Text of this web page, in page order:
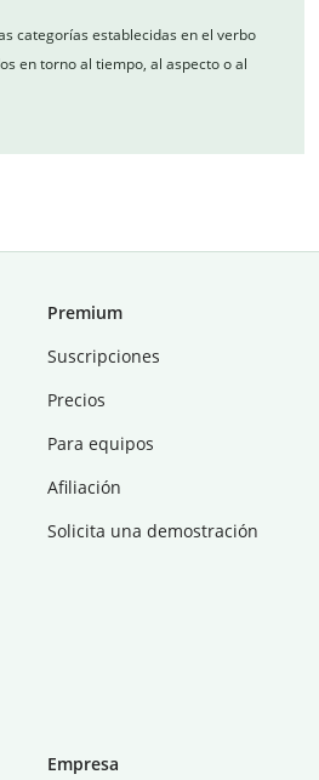
categorías establecidas en el verbo
en torno al tiempo, al aspecto o al
Premium
Suscripciones
Precios
Para equipos
Afiliación
Solicita una demostración
Empresa